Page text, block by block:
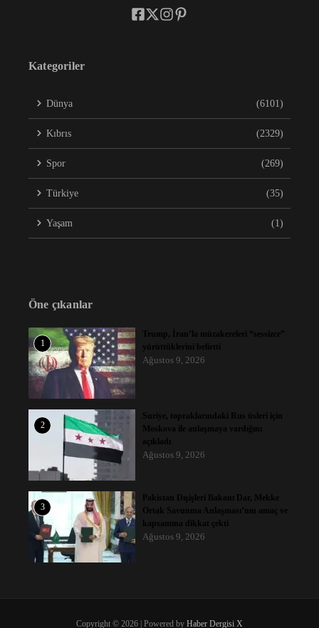
Kategoriler
Dünya (6101)
Kıbrıs (2329)
Spor (269)
Türkiye (35)
Yaşam (1)
Öne çıkanlar
1
Trump, İran’la müzakereleri “sessizce”
yürüttüklerini belirtti
Ağustos 9, 2026
2
Suriye, topraklarındaki Rus üsleri için
Moskova ile anlaşmaya vardığını
açıkladı
Ağustos 9, 2026
3
Pakistan Dışişleri Bakanı Dar, Mekke
Ortak Savunma Anlaşması’nın amaç ve
kapsamına dikkat çekti
Ağustos 9, 2026
Copyright © 2026 | Powered by Haber Dergisi X